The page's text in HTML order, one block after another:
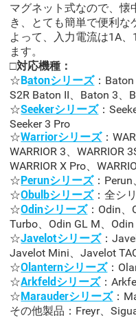
マグネット式なので、懐
き、とても簡単で便利な
よって、入力電流は1A
ます。
□対応機種：
☆Batonシリーズ：Baton
S2R Baton II、Baton 3、
☆Seekerシリーズ：
Seeker 3 Pro
☆Warriorシリーズ：
WARRIOR 3、WARRIOR
WARRIOR X Pro、
☆Perunシリーズ：Perun
☆Obulbシリーズ：全シ
☆Odinシリーズ：Odin、
Turbo、Odin GL M、
☆Javelotシリーズ：
Javelot Mini、Javelot
☆Olanternシリーズ：
☆Arkfeldシリーズ：
☆Marauderシリーズ：
その他製品：Freyr、